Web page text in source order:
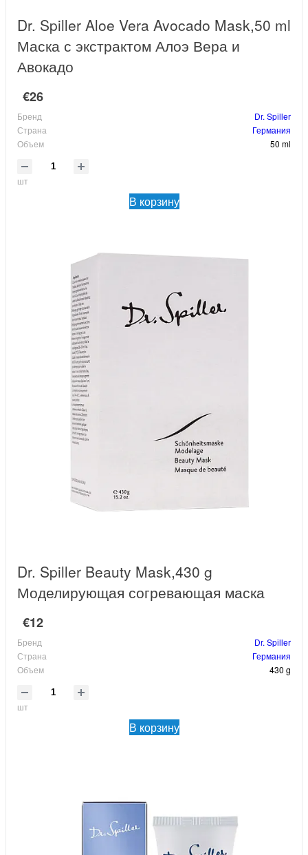
Dr. Spiller Aloe Vera Avocado Mask,50 ml
Маска с экстрактом Алоэ Вера и
Авокадо
€26
Бренд
Dr. Spiller
Страна
Германия
Объем
50 ml
шт
В корзину
Dr. Spiller Beauty Mask,430 g
Моделирующая согревающая маска
€12
Бренд
Dr. Spiller
Страна
Германия
Объем
430 g
шт
В корзину